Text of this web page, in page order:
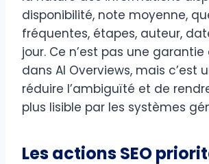
disponibilité, note moyenne,
fréquentes, étapes, auteur,
jour. Ce n’est pas une garantie
dans AI Overviews, mais c’est
réduire l’ambiguïté et de
plus lisible par les systèmes
Les actions SEO